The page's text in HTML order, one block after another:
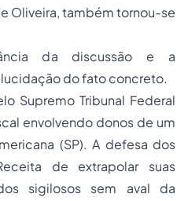
Oliveira, também tornou-se
da discussão e a
do fato concreto.
Supremo Tribunal Federal
envolvendo donos de um
(SP). A defesa dos
de extrapolar suas
sigilosos sem aval da